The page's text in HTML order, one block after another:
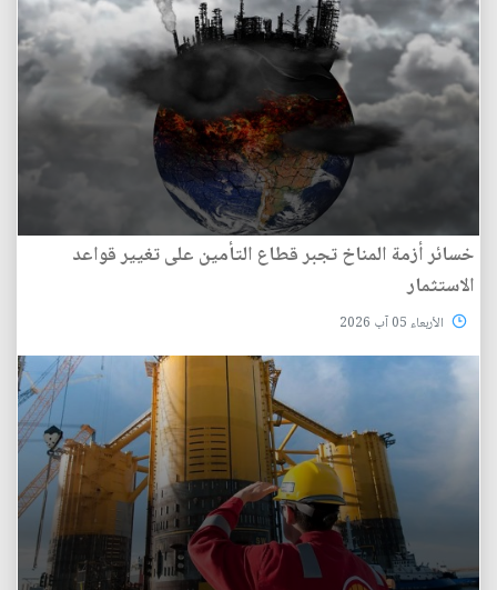
خسائر أزمة المناخ تجبر قطاع التأمين على تغيير قواعد
الاستثمار
الأربعاء 05 آب 2026